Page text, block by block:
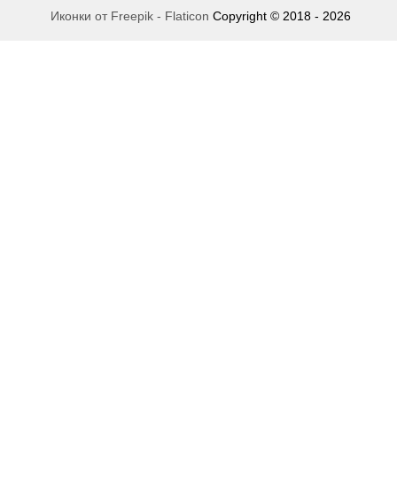
Иконки от Freepik - Flaticon Copyright © 2018 - 2026